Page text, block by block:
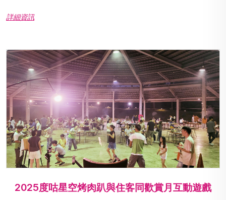
詳細資訊
2025度咕星空烤肉趴與住客同歡賞月互動遊戲